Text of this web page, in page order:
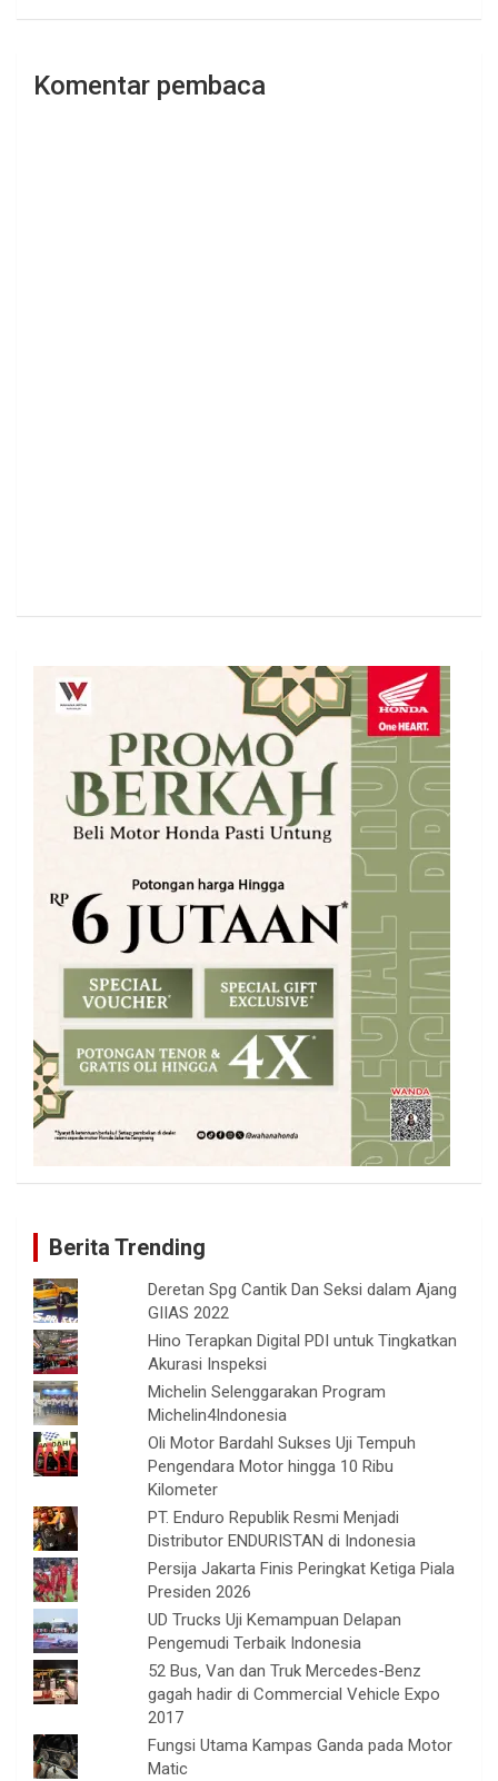
Komentar pembaca
Berita Trending
Deretan Spg Cantik Dan Seksi dalam Ajang
GIIAS 2022
Hino Terapkan Digital PDI untuk Tingkatkan
Akurasi Inspeksi
Michelin Selenggarakan Program
Michelin4Indonesia
Oli Motor Bardahl Sukses Uji Tempuh
Pengendara Motor hingga 10 Ribu
Kilometer
PT. Enduro Republik Resmi Menjadi
Distributor ENDURISTAN di Indonesia
Persija Jakarta Finis Peringkat Ketiga Piala
Presiden 2026
UD Trucks Uji Kemampuan Delapan
Pengemudi Terbaik Indonesia
52 Bus, Van dan Truk Mercedes-Benz
gagah hadir di Commercial Vehicle Expo
2017
Fungsi Utama Kampas Ganda pada Motor
Matic